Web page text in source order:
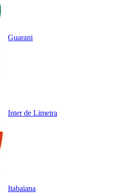
Guarani
Inter de Limeira
Itabaiana